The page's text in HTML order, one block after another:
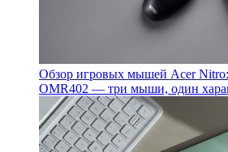
Обзор игровых мышей Acer
OMR402 — три мыши, один